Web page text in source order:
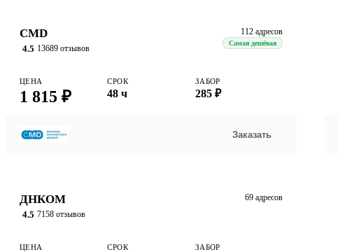
CMD
4.5 13689 отзывов
112 адресов
Самая дешёвая
ЦЕНА
1 815 ₽
СРОК
48 ч
ЗАБОР
285 ₽
Заказать
ДНКОМ
4.5 7158 отзывов
69 адресов
ЦЕНА СРОК ЗАБОР